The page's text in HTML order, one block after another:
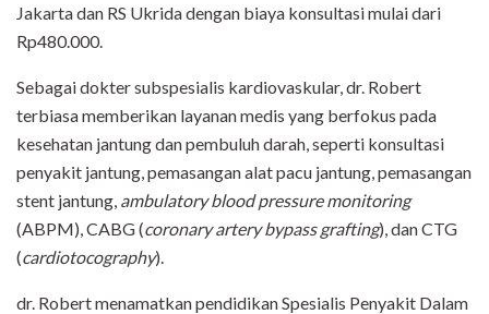
Jakarta dan RS Ukrida dengan biaya konsultasi mulai dari
Rp480.000.
Sebagai dokter subspesialis kardiovaskular, dr. Robert
terbiasa memberikan layanan medis yang berfokus pada
kesehatan jantung dan pembuluh darah, seperti konsultasi
penyakit jantung, pemasangan alat pacu jantung, pemasangan
stent jantung, ambulatory blood pressure monitoring
(ABPM), CABG (coronary artery bypass grafting), dan CTG
(cardiotocography).
dr. Robert menamatkan pendidikan Spesialis Penyakit Dalam